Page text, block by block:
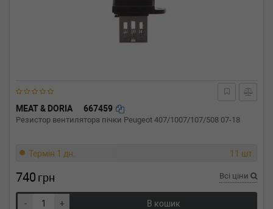
MEAT & DORIA 667459
Резистор вентилятора пічки Peugeot 407/1007/107/508 07-18
Термін 1 дн. 11 шт.
740 грн Всі ціни
- + В кошик